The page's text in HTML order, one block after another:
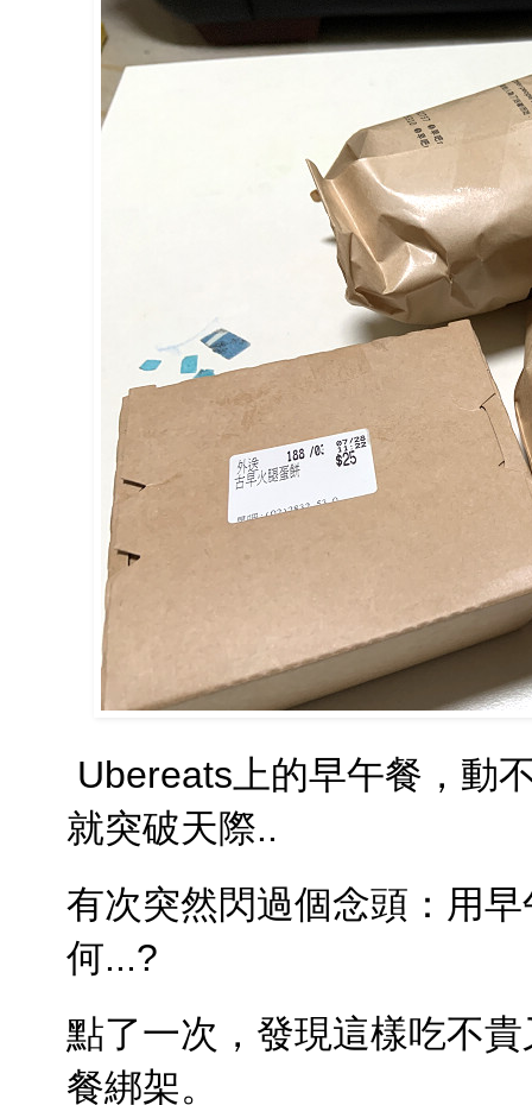
Ubereats上的早午餐，動
就突破天際..
有次突然閃過個念頭：用
何...?
點了一次，發現這樣吃不
餐綁架。